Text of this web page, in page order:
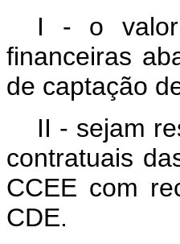
I - o valor
financeiras
de captação
II - sejam
contratuais
CCEE com
CDE.